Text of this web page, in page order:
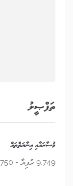
ތަފްޞީލު
މުސާރައާއި އިނާޔަތްތައް
9,749 ރުފިޔާ - 9,750 ރުފިޔާ